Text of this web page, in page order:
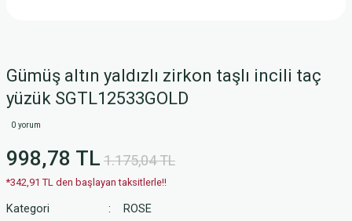
Gümüş altın yaldızlı zirkon taşlı incili taç
yüzük SGTL12533GOLD
0 yorum
998,78 TL 1.175,04 TL
*342,91 TL den başlayan taksitlerle!!
Kategori
ROSE